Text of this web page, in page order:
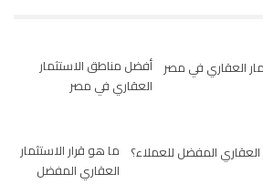
أفضل مناطق الاستثمار
العقاري في مصر
ما هو قرار الاستثمار
العقاري المفضل